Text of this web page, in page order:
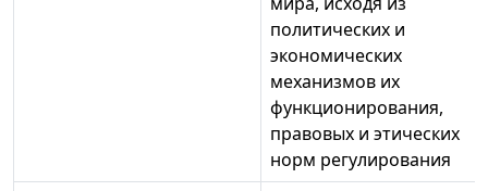
политических и
экономических
механизмов их
функционирования,
правовых и этических
норм регулирования